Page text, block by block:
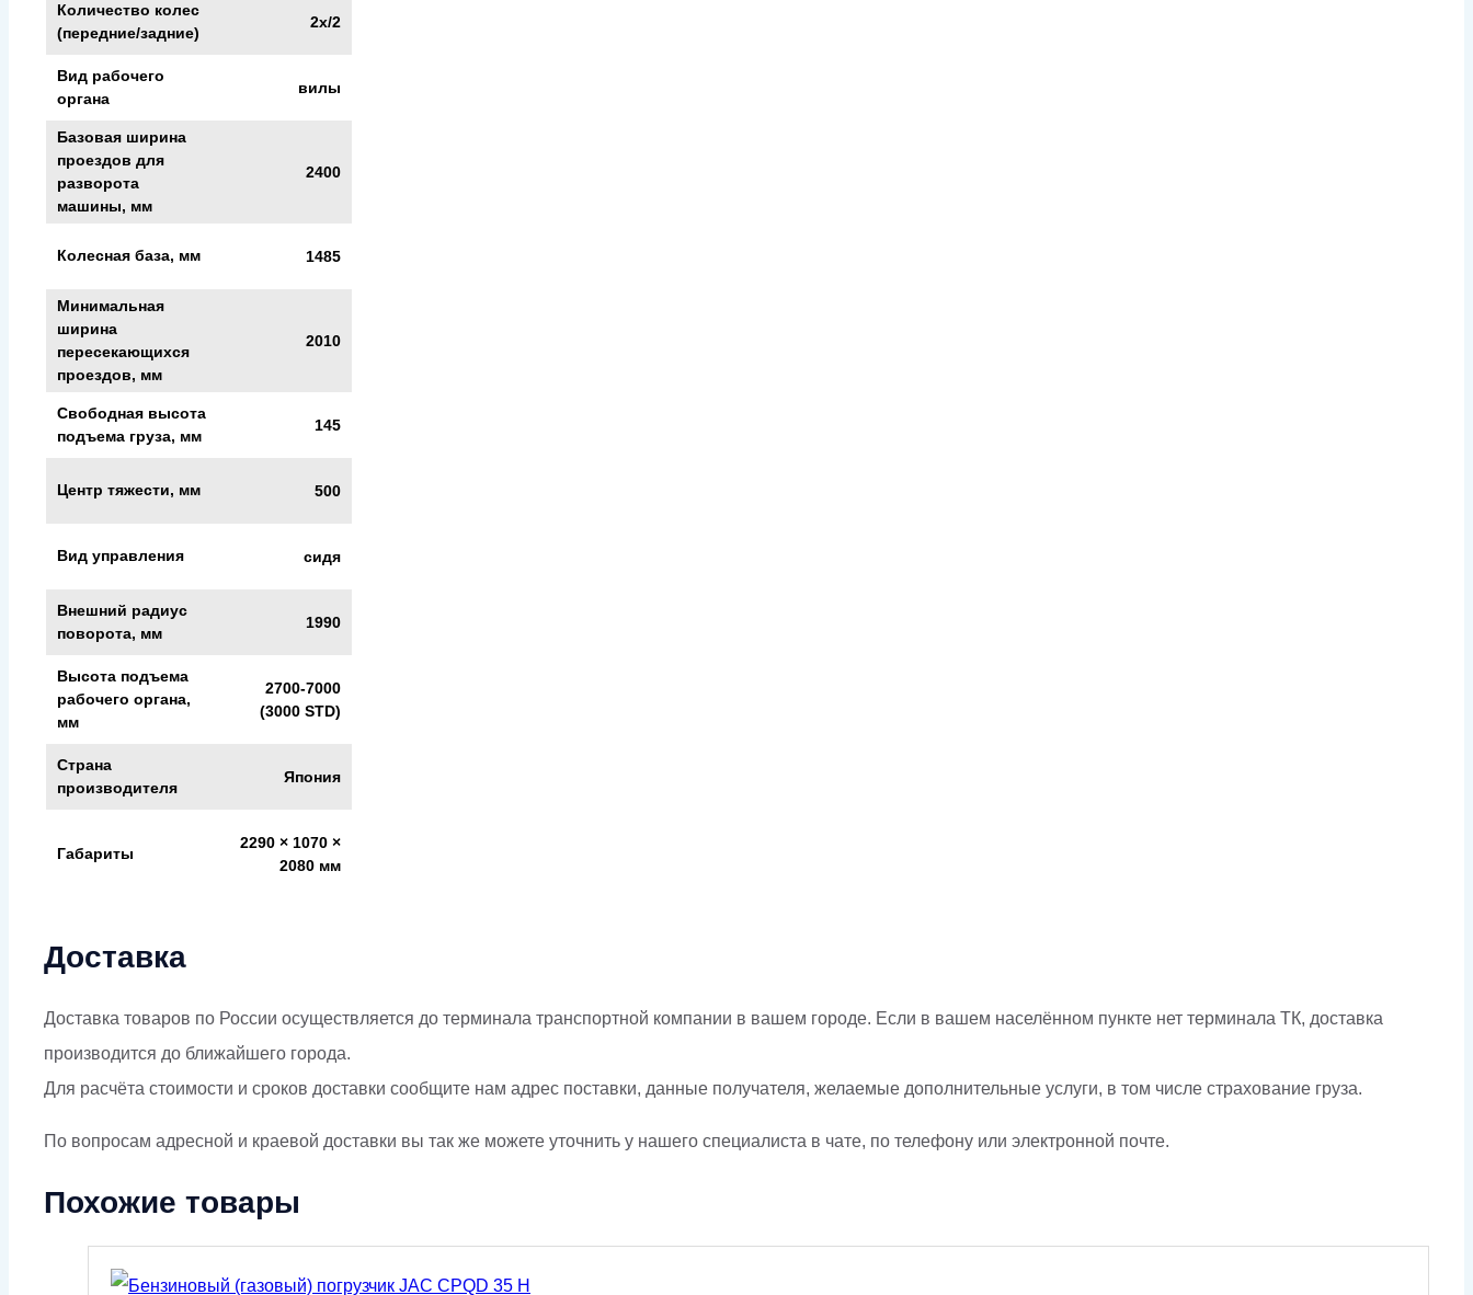
Количество колес
(передние/задние)
2x/2
Вид рабочего
органа
вилы
Базовая ширина
проездов для
разворота
машины, мм
2400
Колесная база, мм 1485
Минимальная
ширина
пересекающихся
проездов, мм
2010
Свободная высота
подъема груза, мм
145
Центр тяжести, мм 500
Вид управления сидя
Внешний радиус
поворота, мм
1990
Высота подъема
рабочего органа,
мм
2700-7000
(3000 STD)
Страна
производителя
Япония
Габариты
2290 × 1070 ×
2080 мм
Доставка
Доставка товаров по России осуществляется до терминала транспортной компании в вашем городе. Если в вашем населённом пункте нет терминала ТК, доставка
производится до ближайшего города.
Для расчёта стоимости и сроков доставки сообщите нам адрес поставки, данные получателя, желаемые дополнительные услуги, в том числе страхование груза.
По вопросам адресной и краевой доставки вы так же можете уточнить у нашего специалиста в чате, по телефону или электронной почте.
Похожие товары